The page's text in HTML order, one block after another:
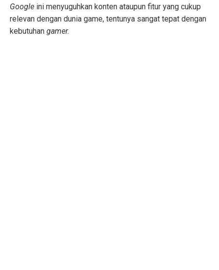
Google ini menyuguhkan konten ataupun fitur yang cukup
relevan dengan dunia game, tentunya sangat tepat dengan
kebutuhan gamer.